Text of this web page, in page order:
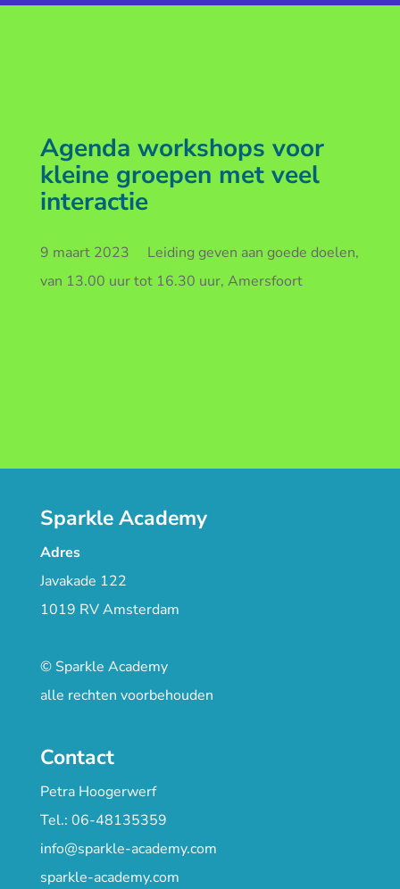
Agenda workshops voor
kleine groepen met veel
interactie
9 maart 2023 Leiding geven aan goede doelen,
van 13.00 uur tot 16.30 uur, Amersfoort
Sparkle Academy
Adres
Javakade 122
1019 RV Amsterdam
© Sparkle Academy
alle rechten voorbehouden
Contact
Petra Hoogerwerf
Tel.: 06-48135359
info@sparkle-academy.com
sparkle-academy.com